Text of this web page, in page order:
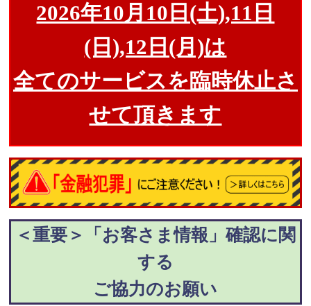
2026年10月10日(土),11日
(日),12日(月)は
全てのサービスを臨時休止さ
せて頂きます
＜重要＞「お客さま情報」確認に関
する
ご協力のお願い